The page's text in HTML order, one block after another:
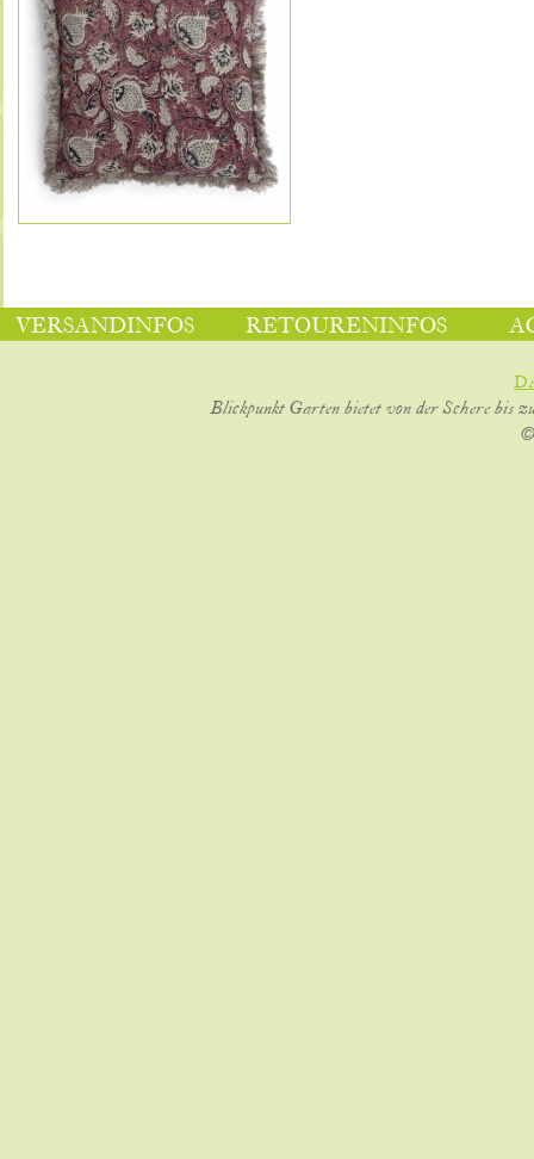
VERSANDINFOS RETOURENINFOS
Blickpunkt Garten bietet von der Schere bis